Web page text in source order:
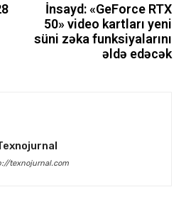
İnsayd: «GeForce RTX
50» video kartları yeni
süni zəka funksiyalarını
əldə edəcək
texnojurnal.com